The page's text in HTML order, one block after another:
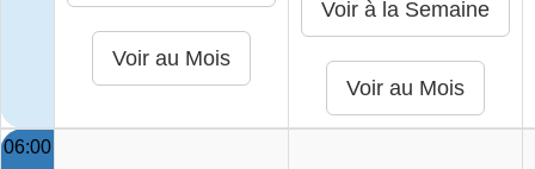
06:00